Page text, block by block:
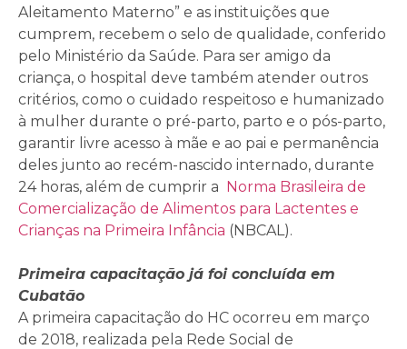
Aleitamento Materno” e as instituições que
cumprem, recebem o selo de qualidade, conferido
pelo Ministério da Saúde. Para ser amigo da
criança, o hospital deve também atender outros
critérios, como o cuidado respeitoso e humanizado
à mulher durante o pré-parto, parto e o pós-parto,
garantir livre acesso à mãe e ao pai e permanência
deles junto ao recém-nascido internado, durante
24 horas, além de cumprir a Norma Brasileira de
Comercialização de Alimentos para Lactentes e
Crianças na Primeira Infância (NBCAL).
Primeira capacitação já foi concluída em
Cubatão
A primeira capacitação do HC ocorreu em março
de 2018, realizada pela Rede Social de